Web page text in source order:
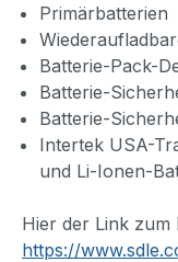
Primärbatterien
Batterie-Pack-
Batterie-
Batterie-
Intertek USA-
und Li-Ionen-
Hier der Link zum
https://